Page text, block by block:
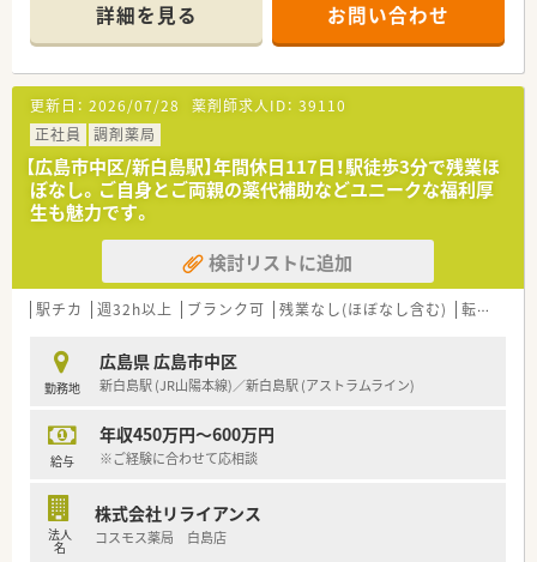
【店舗情報と応需状況について】
■日赤病院前駅から徒歩5分と好立地で、近隣の総合病院から多
種多様な科目の処方箋を月間2,500枚ほど応需しております。
■店舗内は青を基調とした落ち着いたデザインで、投薬台には仕
切りがあり患者様のプライバシーに配慮した設計が特徴です。
■電子薬歴や最新の監査システムを全店で導入しており、リスク
マネジメントの徹底と業務の効率化を同時に実現させていま
す。
【募集背景と求める人物像について】
■年間15店舗以上の新規出店を継続しており、組織のさらなる
活性化とサービス向上を目指して正社員の増員募集を行いま
す。
■患者様への丁寧な接遇を重視しているため、コミュニケーショ
います。
■将来的に薬局長などのマネジメント職に挑戦したい意欲的な
方や、20代から30代の若手層の方からのご応募を歓迎いたしま
【法人特徴について】
す。
■2025年2月時点でグループ全体で2,800店舗以上を展開してお
詳細を見る お問い合わせ
更新日： 2026/07/28 薬剤師求人ID： 39110
正社員
調剤薬局
【広島市中区/新白島駅】年間休日117日！駅徒歩3分で残業ほ
ぼなし。ご自身とご両親の薬代補助などユニークな福利厚
生も魅力です。
検討リストに追加
駅チカ 週32h以上 ブランク可 残業なし(ほぼなし含む) 転勤なし
勤務地
広島県 広島市中区
新白島駅 (JR山陽本線)／新白島駅 (アストラムライン)
給与
年収450万円～600万円
※ご経験に合わせて応相談
法人
名
株式会社リライアンス
コスモス薬局 白島店